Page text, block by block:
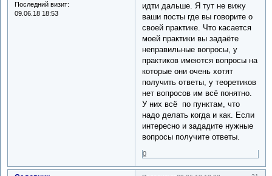
Последний визит:
09.06.18 18:53
идти дальше. Я тут не вижу
ваши посты где вы говорите о
своей практике. Что касается
моей практики вы задаёте
неправильные вопросы, у
практиков имеются вопросы на
которые они очень хотят
получить ответы, у теоретиков
нет вопросов им всё понятно.
У них всё по пунктам, что
надо делать когда и как. Если
интересно и зададите нужные
вопросы получите ответы.
0